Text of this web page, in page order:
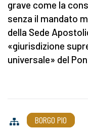
grave come la
senza il mandato
della Sede
«giurisdizione
universale» del
BORGO PIO